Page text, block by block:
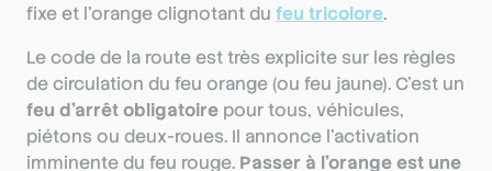
fixe et l’orange clignotant du feu tricolore.
Le code de la route est très explicite sur les règles
de circulation du feu orange (ou feu jaune). C’est un
feu d’arrêt obligatoire pour tous, véhicules,
piétons ou deux-roues. Il annonce l’activation
imminente du feu rouge. Passer à l’orange est une